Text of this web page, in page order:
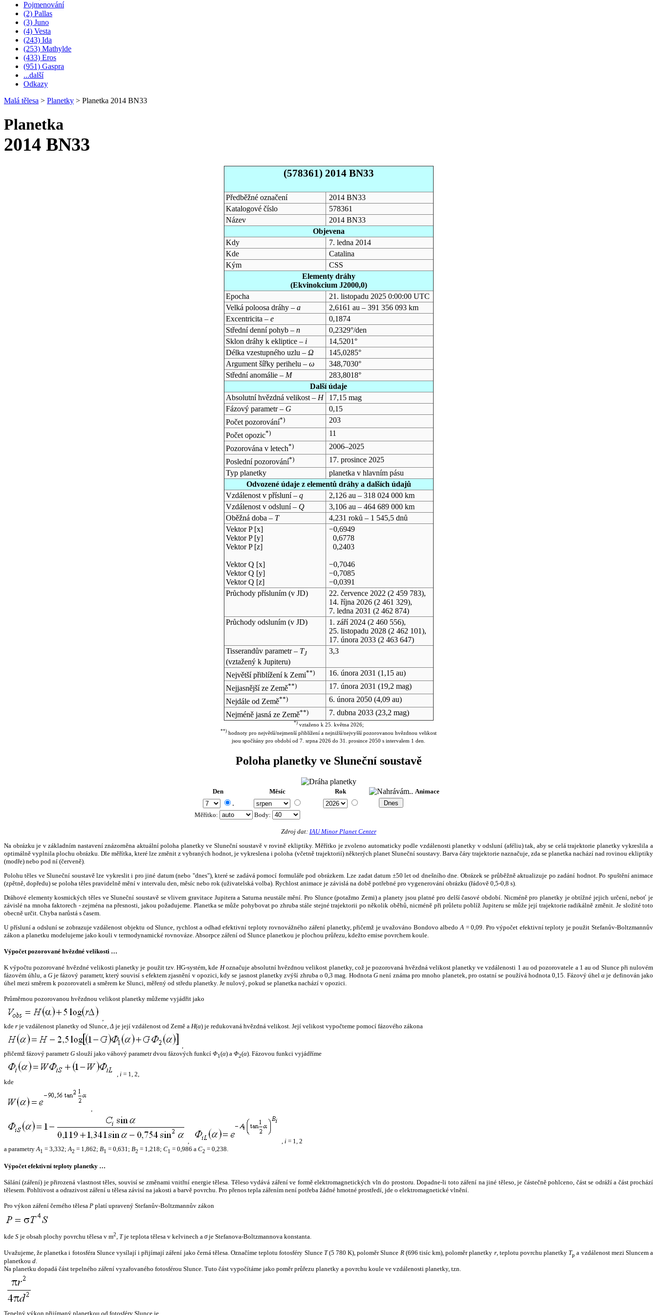
Pojmenování
(2) Pallas
(3) Juno
(4) Vesta
(243) Ida
(253) Mathylde
(433) Eros
(951) Gaspra
...další
Odkazy
Malá tělesa > Planetky > Planetka 2014 BN33
Planetka
2014 BN33
(578361) 2014 BN33
Předběžné označení
2014 BN33
Katalogové číslo
578361
Název
2014 BN33
Objevena
Kdy
7. ledna 2014
Kde
Catalina
Kým
CSS
Elementy dráhy
(Ekvinokcium J2000,0)
Epocha
21. listopadu 2025 0:00:00 UTC
Velká poloosa dráhy – a
2,6161 au – 391 356 093 km
Excentricita – e
0,1874
Střední denní pohyb – n
0,2329°/den
Sklon dráhy k ekliptice – i
14,5201°
Délka vzestupného uzlu – Ω
145,0285°
Argument šířky perihelu – ω
348,7030°
Střední anomálie – M
283,8018°
Další údaje
Absolutní hvězdná velikost – H
17,15 mag
Fázový parametr – G
0,15
Počet pozorování*)
203
Počet opozic*)
11
Pozorována v letech*)
2006–2025
Poslední pozorování*)
17. prosince 2025
Typ planetky
planetka v hlavním pásu
Odvozené údaje z elementů dráhy a dalších údajů
Vzdálenost v přísluní – q
2,126 au – 318 024 000 km
Vzdálenost v odsluní – Q
3,106 au – 464 689 000 km
Oběžná doba – T
4,231 roků – 1 545,5 dnů
Vektor P [x]
Vektor P [y]
Vektor P [z]
Vektor Q [x]
Vektor Q [y]
Vektor Q [z]
−0,6949
0,6778
0,2403
−0,7046
−0,7085
−0,0391
Průchody přísluním (v JD) 22. července 2022 (2 459 783),
14. října 2026(2 461 329),
7. ledna 2031 (2 462 874)
Průchody odsluním (v JD) 1. září 2024(2 460 556),
25. listopadu 2028(2 462 101),
17. února 2033(2 463 647)
Tisserandův parametr – TJ
(vztažený k Jupiteru)
3,3
Největší přiblížení k Zemi**) 16. února 2031 (1,15 au)
Nejjasnější ze Země**) 17. února 2031 (19,2 mag)
Nejdále od Země**) 6. února 2050(4,09 au)
Nejméně jasná ze Země**) 7. dubna 2033(23,2 mag)
*)vztaženo k 25. května 2026;
**) hodnoty pro největší/nejmenší přiblížení a nejnižší/nejvyšší pozorovanou hvězdnou velikost
jsou spočítány pro období od 7. srpna 2026 do 31. prosince 2050 s intervalem 1 den.
Poloha planetky ve Sluneční soustavě
Den Měsíc Rok Animace
.
Měřítko: Body:
Zdroj dat: IAU Minor Planet Center
Na obrázku je v základním nastavení znázorněna aktuální poloha planetky ve Sluneční soustavě v rovině ekliptiky. Měřítko je zvoleno automaticky podle vzdálenosti planetky v odsluní (aféliu) tak, aby se celá trajektorie planetky vykreslila a
optimálně vyplnila plochu obrázku. Dle měřítka, které lze změnit z vybraných hodnot, je vykreslena i poloha (včetně trajektorií) některých planet Sluneční soustavy. Barva čáry trajektorie naznačuje, zda se planetka nachází nad rovinou ekliptiky
(modře) nebo pod ní (červeně).
Polohu těles ve Sluneční soustavě lze vykreslit i pro jiné datum (nebo "dnes"), které se zadává pomocí formuláře pod obrázkem. Lze zadat datum ±50 let od dnešního dne. Obrázek se průběžně aktualizuje po zadání hodnot. Po spuštění animace
(zpětně, dopředu) se poloha těles pravidelně mění v intervalu den, měsíc nebo rok (uživatelská volba). Rychlost animace je závislá na době potřebné pro vygenerování obrázku (řádově 0,5-0,8 s).
Dráhové elementy kosmických těles ve Sluneční soustavě se vlivem gravitace Jupitera a Saturna neustále mění. Pro Slunce (potažmo Zemi) a planety jsou platné pro delší časové období. Nicméně pro planetky je obtížné jejich určení, neboť je
závislé na mnoha faktorech - zejména na přesnosti, jakou požadujeme. Planetka se může pohybovat po zhruba stále stejné trajektorii po několik oběhů, nicméně při průletu poblíž Jupiteru se může její trajektorie radikálně změnit. Je složité toto
obecně určit. Chyba narůstá s časem.
U přísluní a odsluní se zobrazuje vzdálenost objektu od Slunce, rychlost a odhad efektivní teploty rovnovážného záření planetky, přičemž je uvažováno Bondovo albedo A = 0,09. Pro výpočet efektivní teploty je použit Stefanův-Boltzmannův
zákon a planetku modelujeme jako kouli v termodynamické rovnováze. Absorpce záření od Slunce planetkou je plochou průřezu, kdežto emise povrchem koule.
Výpočet pozorované hvězdné velikosti …
K výpočtu pozorované hvězdné velikosti planetky je použit tzv. HG-systém, kde Hoznačuje absolutní hvězdnou velikost planetky, což je pozorovaná hvězdná velikost planetky ve vzdálenosti 1 au od pozorovatele a 1 au od Slunce při nulovém
fázovém úhlu, a Gje fázový parametr, který souvisí s efektem zjasnění v opozici, kdy se jasnost planetky zvýší zhruba o 0,3 mag. HodnotaG není známa pro mnoho planetek, pro ostatní se používá hodnota 0,15. Fázový úhelα je definován jako
úhel mezi směrem k pozorovateli a směrem ke Slunci, měřený od středu planetky. Je nulový, pokud se planetka nachází v opozici.
Průměrnou pozorovanou hvězdnou velikost planetky můžeme vyjádřit jako
,
kde r je vzdálenost planetky od Slunce,Δ je její vzdálenost od Země a H(α) je redukovaná hvězdná velikost. Její velikost vypočteme pomocí fázového zákona
,
přičemž fázový parametrG slouží jako váhový parametr dvou fázových funkcí Φ1(α) a Φ2(α). Fázovou funkci vyjádříme
, i = 1, 2,
kde
,
, , i = 1, 2
a parametryA1 = 3,332;A2 = 1,862; B1 = 0,631; B2 = 1,218; C1 = 0,986 a C2 = 0,238.
Výpočet efektivní teploty planetky …
Sálání (záření) je přirozená vlastnost těles, souvisí se změnami vnitřní energie tělesa. Těleso vydává záření ve formě elektromagnetických vln do prostoru. Dopadne-li toto záření na jiné těleso, je částečně pohlceno, část se odráží a část prochází
tělesem. Pohltivost a odrazivost záření u tělesa závisí na jakosti a barvě povrchu. Pro přenos tepla zářením není potřeba žádné hmotné prostředí, jde o elektromagnetické vlnění.
Pro výkon záření černého tělesa P platí upravený Stefanův-Boltzmannův zákon
kde S je obsah plochy povrchu tělesa v m2, Tje teplota tělesa v kelvinech a σje Stefanova-Boltzmannova konstanta.
Uvažujeme, že planetka i fotosféra Slunce vysílají i přijímají záření jako černá tělesa. Označíme teplotu fotosféry Slunce T(5 780 K), poloměr Slunce R(696 tisíc km), poloměr planetky r, teplotu povrchu planetky Tp a vzdálenost mezi Sluncem a
planetkou d.
Na planetku dopadá část tepelného záření vyzařovaného fotosférou Slunce. Tuto část vypočítáme jako poměr průřezu planetky a povrchu koule ve vzdálenosti planetky, tzn.
Tepelný výkon přijímaný planetkou od fotosféry Slunce je